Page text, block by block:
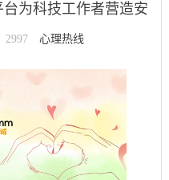
为科技工作者营造安
境
2997 心理热线